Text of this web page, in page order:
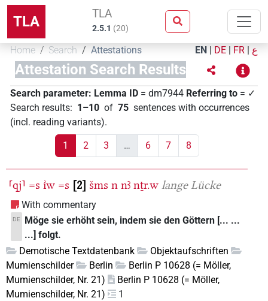
TLA TLA
2.5.1 (20)
Home Search Attestations EN | DE | FR | ع
Attestation Search Results
Search parameter: Lemma ID = dm7944 Referring to = ✓
Search results: 1–10 of 75 sentences with occurrences
(incl. reading variants).
1 2 3 … 6 7 8
⸢qj⸣ =s ı͗w =s 2 šms n nꜣ nṯr.w lange Lücke
With commentary
DE
Möge sie erhöht sein, indem sie den Göttern [... ...
...] folgt.
Demotische Textdatenbank
Objektaufschriften
Mumienschilder
Berlin
Berlin P 10628 (= Möller,
Mumienschilder, Nr. 21)
Berlin P 10628 (= Möller,
Mumienschilder, Nr. 21)
1